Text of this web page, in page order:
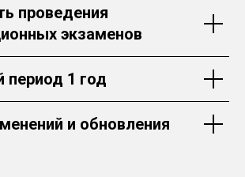
проведения
экзаменов
период 1 год
и обновления